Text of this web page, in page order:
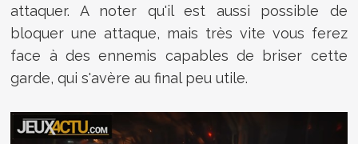
attaquer. A noter qu'il est aussi possible de
bloquer une attaque, mais très vite vous ferez
face à des ennemis capables de briser cette
garde, qui s'avère au final peu utile.